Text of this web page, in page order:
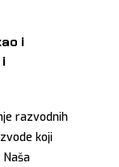
i
razvodnih
koji